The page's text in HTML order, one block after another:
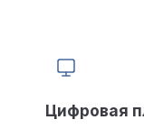
Цифровая